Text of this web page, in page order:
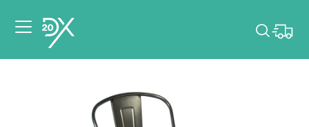
dates de votre
événement.